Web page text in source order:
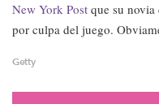
New York Post que su novia
por culpa del juego.
Getty